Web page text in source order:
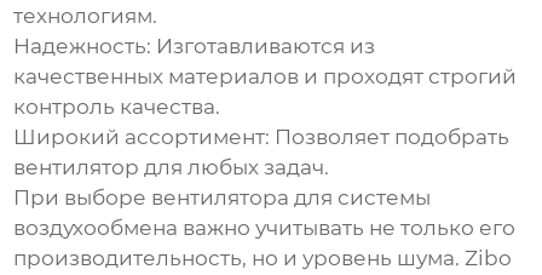
технологиям.
Надежность: Изготавливаются из
качественных материалов и проходят строгий
контроль качества.
Широкий ассортимент: Позволяет подобрать
вентилятор для любых задач.
При выборе вентилятора для системы
воздухообмена важно учитывать не только его
производительность, но и уровень шума. Zibo